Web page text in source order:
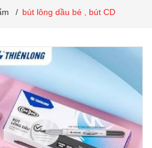
/ bút lông dầu bé , bút CD